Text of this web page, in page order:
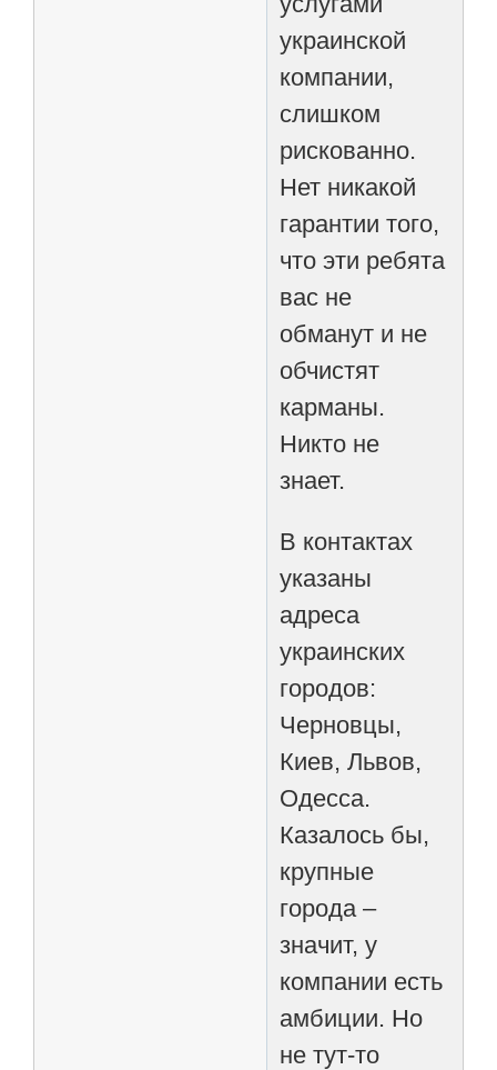
украинской
компании,
слишком
рискованно.
Нет никакой
гарантии того,
что эти ребята
вас не
обманут и не
обчистят
карманы.
Никто не
знает.
В контактах
указаны
адреса
украинских
городов:
Черновцы,
Киев, Львов,
Одесса.
Казалось бы,
крупные
города –
значит, у
компании есть
амбиции. Но
не тут-то